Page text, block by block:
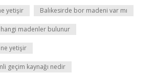
yetişir Balıkesirde bor madeni var mı
hangi madenler bulunur
yetişir
geçim kaynağı nedir